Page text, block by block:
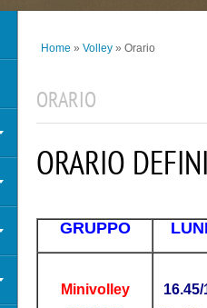
Home » Volley » Orario
ORARIO
ORARIO
GRUPPO
Minivolley
16.45/